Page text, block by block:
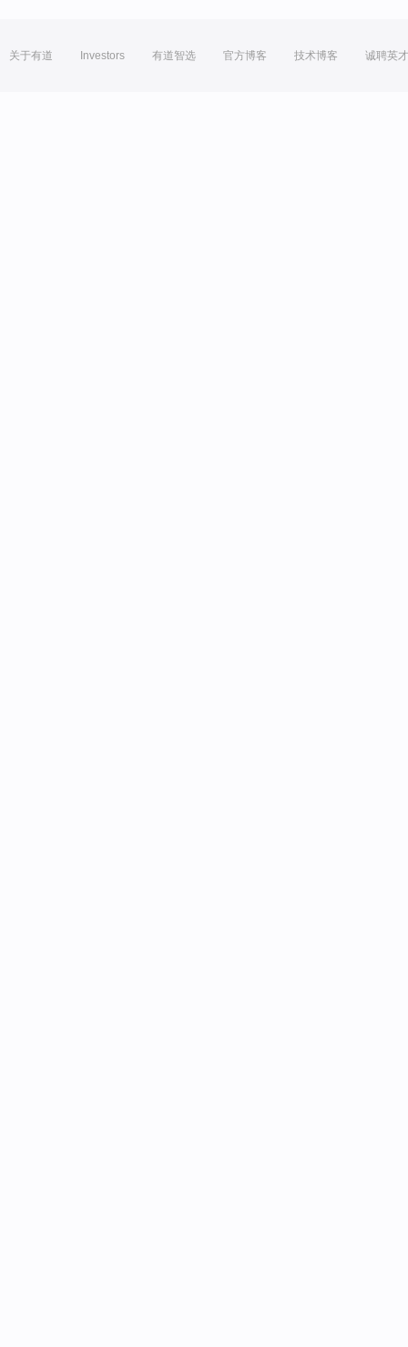
关于有道 Investors 有道智选 官方博客 技术博客 诚聘英才